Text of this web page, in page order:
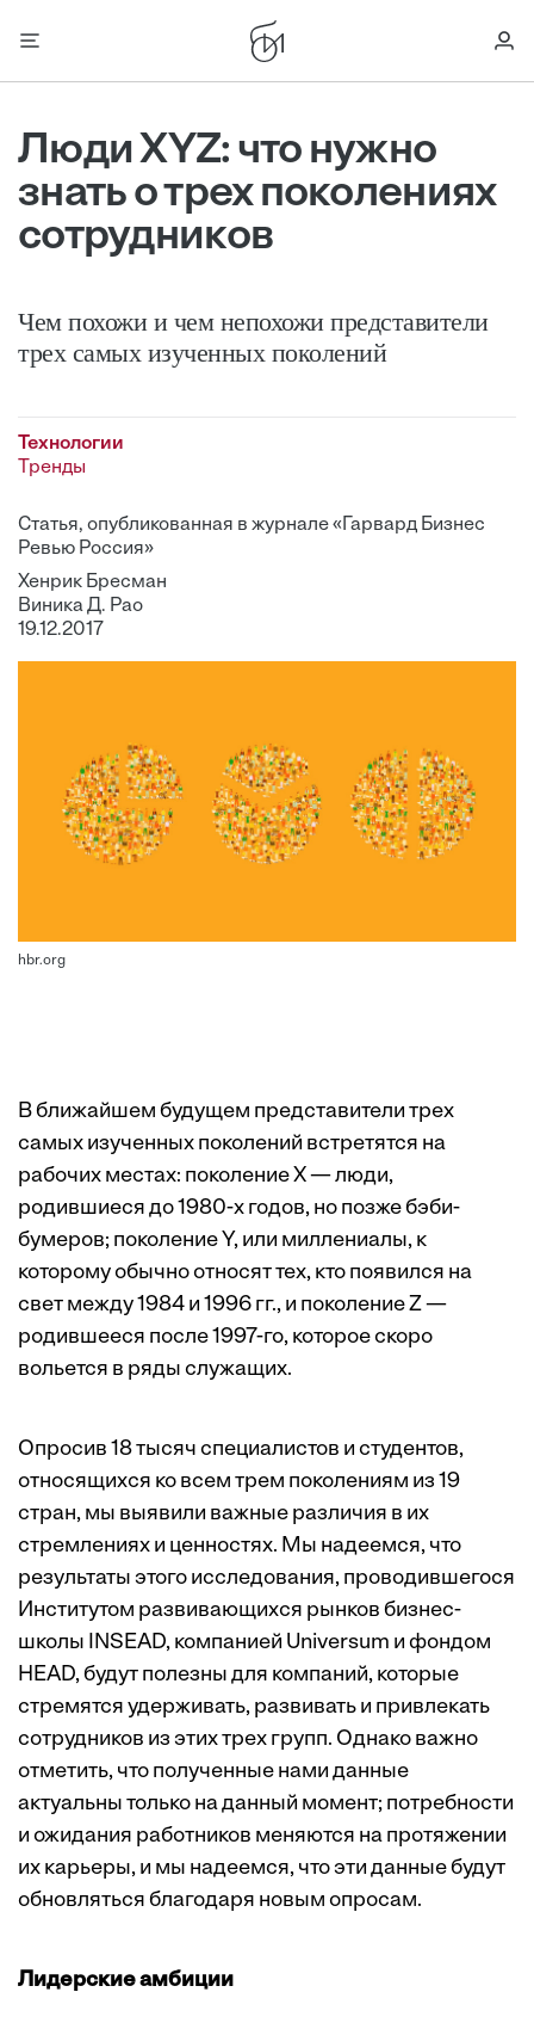
Люди ХYZ: что нужно
знать о трех поколениях
сотрудников
Чем похожи и чем непохожи представители
трех самых изученных поколений
Технологии
Тренды
Статья, опубликованная в журнале «Гарвард Бизнес
Ревью Россия»
Хенрик Бресман
Виника Д. Рао
19.12.2017
hbr.org
В ближайшем будущем представители трех
самых изученных поколений встретятся на
рабочих местах: поколение Х — люди,
родившиеся до 1980-х годов, но позже бэби-
бумеров; поколение Y, или миллениалы, к
которому обычно относят тех, кто появился на
свет между 1984 и 1996 гг., и поколение Z —
родившееся после 1997-го, которое скоро
вольется в ряды служащих.
Опросив 18 тысяч специалистов и студентов,
относящихся ко всем трем поколениям из 19
стран, мы выявили важные различия в их
стремлениях и ценностях. Мы надеемся, что
результаты этого исследования, проводившегося
Институтом развивающихся рынков бизнес-
школы INSEAD, компанией Universum и фондом
HEAD, будут полезны для компаний, которые
стремятся удерживать, развивать и привлекать
сотрудников из этих трех групп. Однако важно
отметить, что полученные нами данные
актуальны только на данный момент; потребности
и ожидания работников меняются на протяжении
их карьеры, и мы надеемся, что эти данные будут
обновляться благодаря новым опросам.
Лидерские амбиции